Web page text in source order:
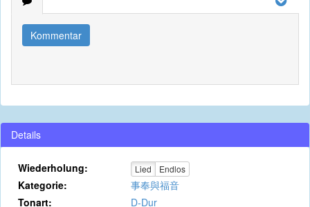
Kommentar
Details
Wiederholung: Lied Endlos
Kategorie:
事奉與福音
Tonart:
D-Dur